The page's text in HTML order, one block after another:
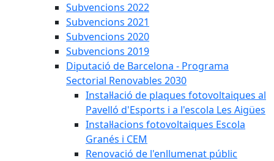
Subvencions 2022
Subvencions 2021
Subvencions 2020
Subvencions 2019
Diputació de Barcelona - Programa
Sectorial Renovables 2030
Instal·lació de plaques fotovoltaiques al
Pavelló d'Esports i a l'escola Les Aigües
Instal·lacions fotovoltaiques Escola
Granés i CEM
Renovació de l'enllumenat públic